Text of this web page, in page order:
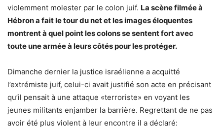
violemment molester par le colon juif. La scène filmée à
Hébron a fait le tour du net et les images éloquentes
montrent à quel point les colons se sentent fort avec
toute une armée à leurs côtés pour les protéger.
Dimanche dernier la justice israélienne a acquitté
l’extrémiste juif, celui-ci avait justifié son acte en précisant
qu’il pensait à une attaque «terroriste» en voyant les
jeunes militants enjamber la barrière. Regrettant de ne pas
avoir été plus violent à leur encontre il a déclaré: